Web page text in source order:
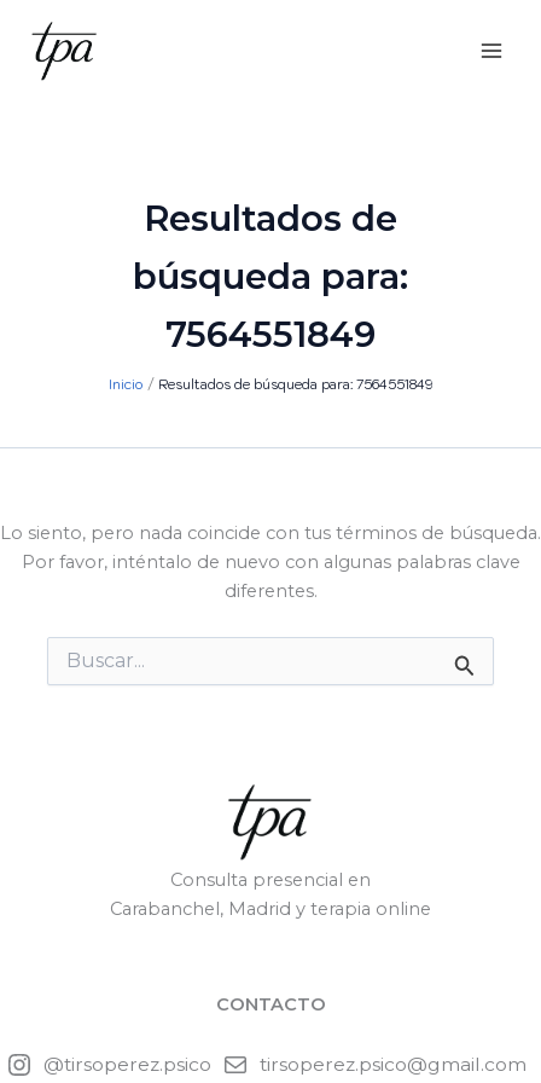
contenido
Resultados de
búsqueda para:
7564551849
Inicio Resultados de búsqueda para: 7564551849
Lo siento, pero nada coincide con tus términos de búsqueda.
Por favor, inténtalo de nuevo con algunas palabras clave
diferentes.
Buscar
por:
Consulta presencial en
Carabanchel, Madrid y terapia online
CONTACTO
@tirsoperez.psico tirsoperez.psico@gmail.com